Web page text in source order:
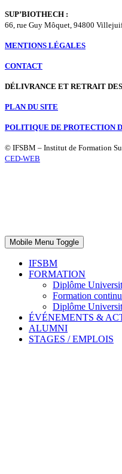
SUP’BIOTHECH :
66, rue Guy Môquet, 94800
MENTIONS LÉGALES
CONTACT
DÉLIVRANCE ET RETRAIT
PLAN DU SITE
POLITIQUE DE PROTECTION
© IFSBM – Institut de Formation
CED-WEB
Mobile Menu Toggle
IFSBM
FORMATION
Diplôme
Formation
Diplôme
ÉVÉNEMENTS &
ALUMNI
STAGES / EMPLOIS